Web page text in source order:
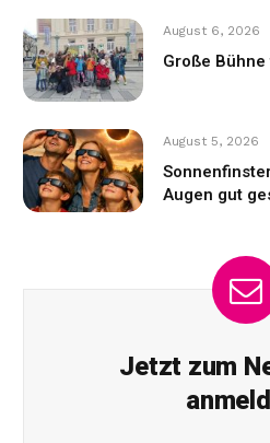
August 6, 2026
Große
August 5, 2026
Augen gut
Jetzt zum